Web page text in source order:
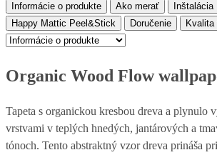
Informácie o produkte Ako merať
Inštalácia
Happy Mattic Peel&Stick
Doručenie Kvalita
Organic Wood Flow
Tapeta s organickou kresbou dreva a plynulo
vrstvami v teplých hnedých, jantárových a
tónoch. Tento abstraktný vzor dreva prináša